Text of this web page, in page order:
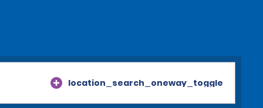
location_search_oneway_toggle